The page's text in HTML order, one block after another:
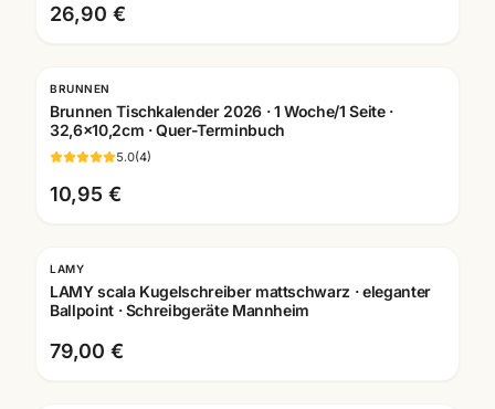
26,90 €
BRUNNEN
Brunnen Tischkalender 2026 · 1 Woche/1 Seite ·
32,6x10,2cm · Quer-Terminbuch
5.0(4)
10,95 €
Gravur
LAMY
LAMY scala Kugelschreiber mattschwarz · eleganter
Ballpoint · Schreibgeräte Mannheim
79,00 €